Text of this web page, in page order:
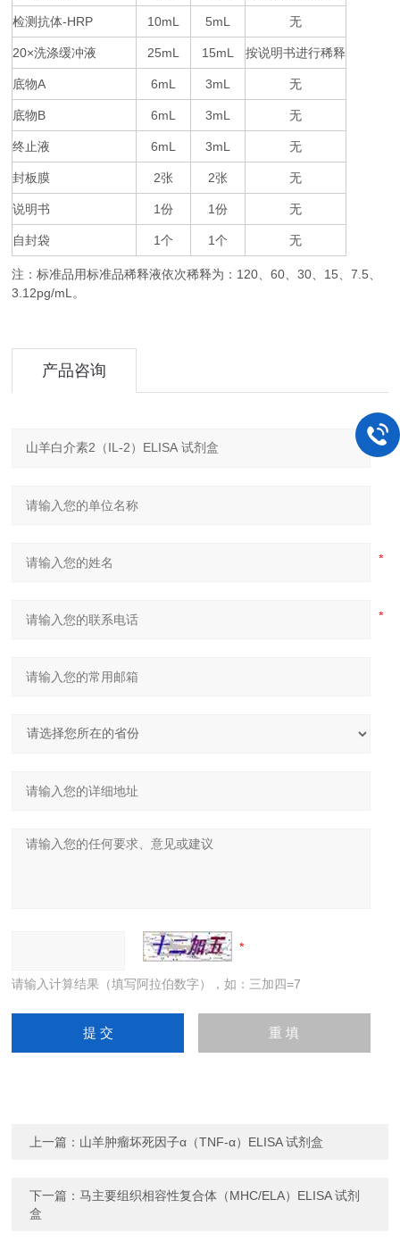
检测抗体-HRP 10mL 5mL 无
20×洗涤缓冲液 25mL 15mL 按说明书进行稀释
底物A 6mL 3mL 无
底物B 6mL 3mL 无
终止液 6mL 3mL 无
封板膜 2张 2张 无
说明书 1份 1份 无
自封袋 1个 1个 无
注：标准品用标准品稀释液依次稀释为： 120、60、30、 15、7.5、
3.12pg/mL。
产品咨询
请输入计算结果（填写阿拉伯数字），如：三加四=7
上一篇： 山羊肿瘤坏死因子α（TNF-α）ELISA 试剂盒
下一篇：马主要组织相容性复合体（MHC/ELA）ELISA 试剂
盒